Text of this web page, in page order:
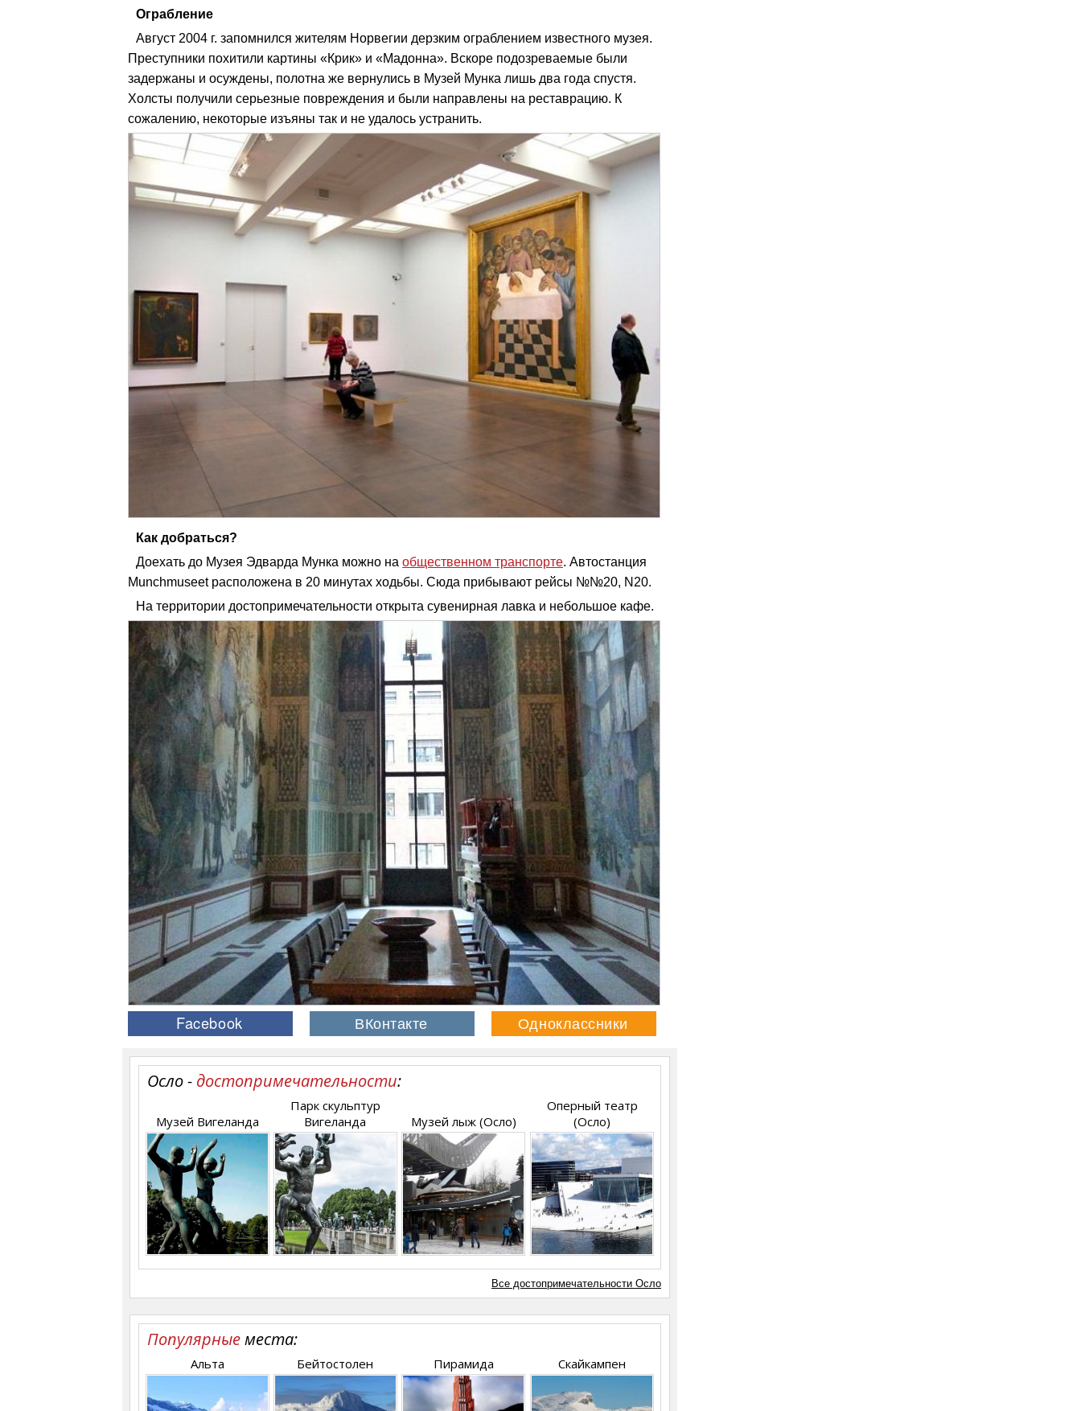
Ограбление
Август 2004 г. запомнился жителям Норвегии дерзким ограблением известного музея.
Преступники похитили картины «Крик» и «Мадонна». Вскоре подозреваемые были
задержаны и осуждены, полотна же вернулись в Музей Мунка лишь два года спустя.
Холсты получили серьезные повреждения и были направлены на реставрацию. К
сожалению, некоторые изъяны так и не удалось устранить.
Как добраться?
Доехать до Музея Эдварда Мунка можно на общественном транспорте. Автостанция
Munchmuseet расположена в 20 минутах ходьбы. Сюда прибывают рейсы №№20, N20.
На территории достопримечательности открыта сувенирная лавка и небольшое кафе.
Осло - достопримечательности:
Музей Вигеланда
Парк скульптур
Вигеланда
Музей лыж (Осло)
Оперный театр
(Осло)
Все достопримечательности Осло
Популярныеместа:
Альта Бейтостолен Пирамида Скайкампен